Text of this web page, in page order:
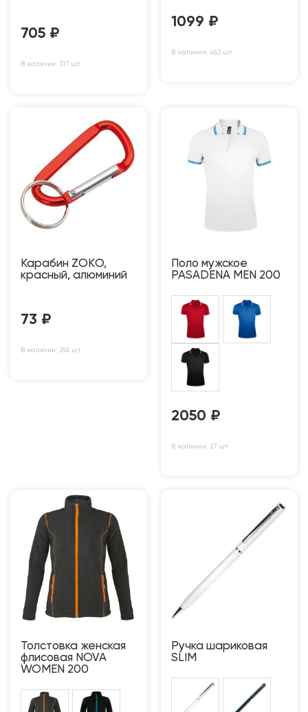
705 ₽
В наличии: 317 шт
1099 ₽
В наличии: 462 шт
Карабин ZOKО,
красный, алюминий
73 ₽
В наличии: 255 шт
Поло мужское
PASADENA MEN 200
2050 ₽
В наличии: 27 шт
Толстовка женская
флисовая NOVA
WOMEN 200
Ручка шариковая
SLIM